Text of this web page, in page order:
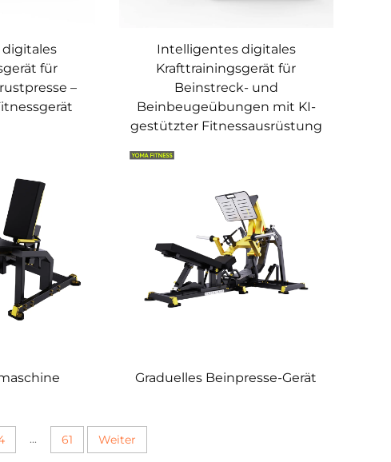
für
–
Intelligentes digitales
Krafttrainingsgerät für
Beinstreck- und
Beinbeugeübungen mit KI-
gestützter Fitnessausrüstung
Graduelles Beinpresse-Gerät
... 61 Weiter